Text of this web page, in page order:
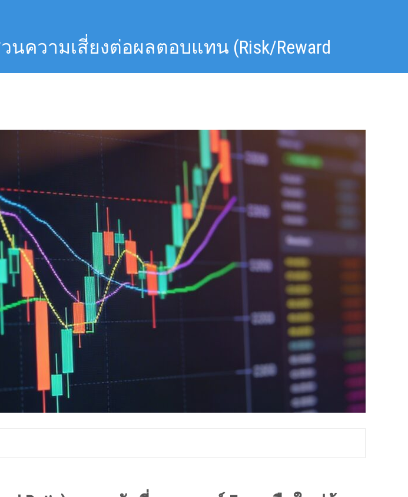
ความเสี่ยงต่อผลตอบแทน (Risk/Reward